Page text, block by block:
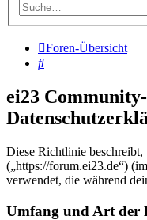
Foren-Übersicht
Suche
ei23
Diese Richtlinie
(„https://forum.ei23.de“)
verwendet, die während
Umfang und Art der